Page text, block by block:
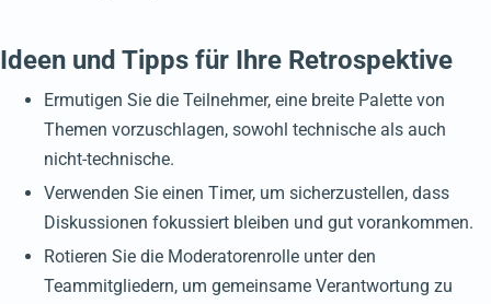
Ideen und Tipps für Ihre Retrospektive
Ermutigen Sie die Teilnehmer, eine breite Palette von
Themen vorzuschlagen, sowohl technische als auch
nicht-technische.
Verwenden Sie einen Timer, um sicherzustellen, dass
Diskussionen fokussiert bleiben und gut vorankommen.
Rotieren Sie die Moderatorenrolle unter den
Teammitgliedern, um gemeinsame Verantwortung zu